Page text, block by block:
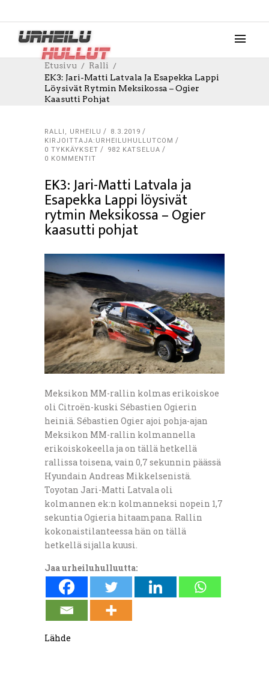
Etusivu
Ralli
EK3: Jari-Matti Latvala Ja Esapekka Lappi
Löysivät Rytmin Meksikossa – Ogier
Kaasutti Pohjat
RALLI , URHEILU
8.3.2019
KIRJOITTAJA:URHEILUHULLUTCOM
0 TYKKÄYKSET
982 KATSELUA
0 KOMMENTIT
EK3: Jari-Matti Latvala ja
Esapekka Lappi löysivät
rytmin Meksikossa – Ogier
kaasutti pohjat
Meksikon MM-rallin kolmas erikoiskoe
oli Citroën-kuski Sébastien Ogierin
heiniä. Sébastien Ogier ajoi pohja-ajan
Meksikon MM-rallin kolmannella
erikoiskokeella ja on tällä hetkellä
rallissa toisena, vain 0,7 sekunnin päässä
Hyundain Andreas Mikkelsenistä.
Toyotan Jari-Matti Latvala oli
kolmannen ek:n kolmanneksi nopein 1,7
sekuntia Ogieria hitaampana. Rallin
kokonaistilanteessa hän on tällä
hetkellä sijalla kuusi.
Jaa urheiluhulluutta:
Lähde